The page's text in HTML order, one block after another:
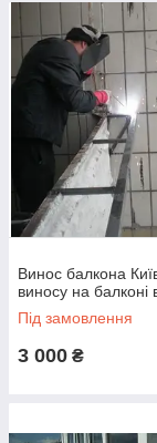
Винос балкона
виносу на балконі
Під замовлення
3 000 ₴